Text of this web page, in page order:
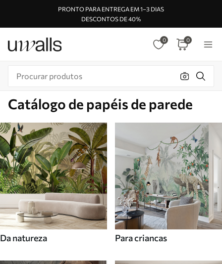
PRONTO PARA ENTREGA EM 1–3 DIAS
DESCONTOS DE 40%
0 0
Catálogo de papéis de parede
Da natureza Para criancas